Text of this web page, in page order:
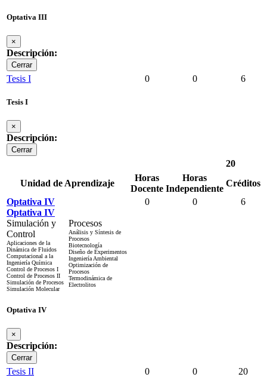
Optativa III
×
Descripción:
Cerrar
Tesis I
Tesis I
×
Descripción:
Cerrar
0 0 6
20
Unidad de Aprendizaje
Horas
Docente
Horas
Independiente
Créditos
Optativa IV
Optativa IV
Simulación y
Control
Aplicaciones de la
Dinámica de Fluidos
Computacional a la
Ingeniería Química
Control de Procesos I
Control de Procesos II
Simulación de Procesos
Simulación Molecular
Procesos
Análisis y Síntesis de
Procesos
Biotecnología
Diseño de Experimentos
Ingeniería Ambiental
Optimización de
Procesos
Termodinámica de
Electrolitos
Optativa IV
×
Descripción:
Cerrar
0 0 6
Tesis II 0 0 20